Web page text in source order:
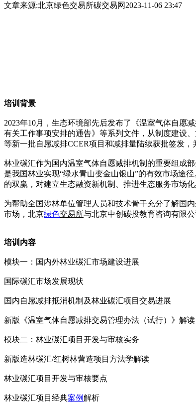
文章来源:北京绿色交易所碳交易网 2023-11-06 23:47
培训背景
2023年10月，生态环境部先后发布了《温室气体自愿
有关工作事项安排的通告》等系列文件，从制度建设
等新一批自愿减排CCER项目和减排量陆续获批签发，
林业碳汇作为国内温室气体自愿减排机制的重要组成
是我国林业实现“绿水青山变金山银山”的有效市场途径
的双赢，对建立生态融资新机制、推进生态服务市场化
为帮助全国涉林单位管理人员和技术骨干充分了解国
市场，北京绿色交易所与北京中创碳投教育咨询有限
培训内容
模块一：国内外林业碳汇市场建设进展
国际碳汇市场发展现状
国内自愿减排抵消机制及林业碳汇项目交易进展
新版《温室气体自愿减排交易管理办法（试行）》解读
模块二：林业碳汇项目开发与审核实务
新版造林碳汇/红树林营造项目方法学解读
林业碳汇项目开发与审核要点
林业碳汇项目经典案例解析